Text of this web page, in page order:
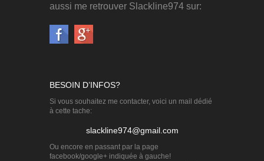
aussi me retrouver Slackline974 sur:
BESOIN D’INFOS?
Si vous souhaitez me contacter, voici un mail dédié
à cette tache:
slackline974@gmail.com
Ou encore en passant par la page
facebook/google+ indiquée à gauche!